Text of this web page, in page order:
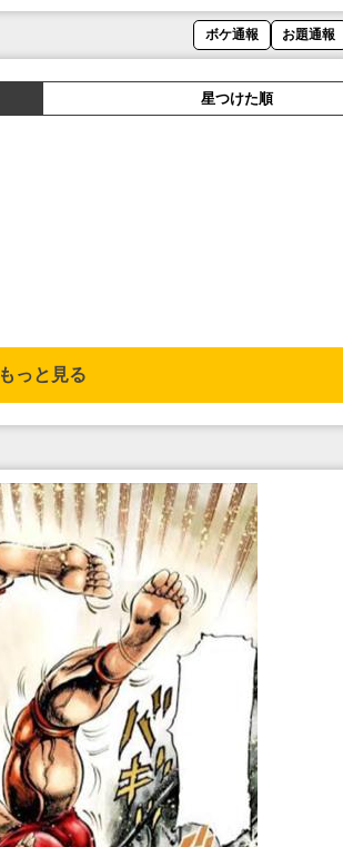
ボケ通報 お題通報
星つけた順
もっと見る